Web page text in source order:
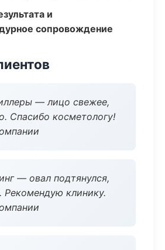
и
сопровождение
— лицо свежее,
Спасибо косметологу!
— овал подтянулся,
Рекомендую клинику.